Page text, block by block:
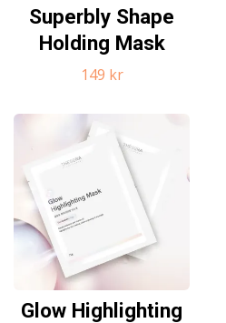
Superbly Shape
Holding Mask
149 kr
Glow Highlighting